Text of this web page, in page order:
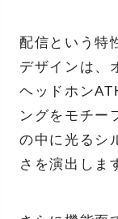
配信という特
デザインは、
ヘッドホン
ングをモチー
の中に光るシ
さを演出しま